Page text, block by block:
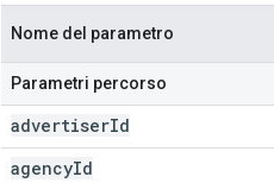
Nome del parametro
Parametri percorso
advertiserId
agencyId